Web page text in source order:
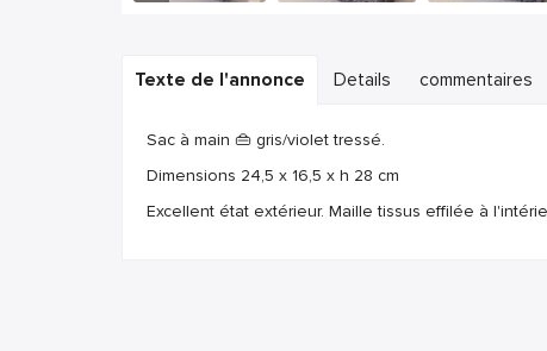
Texte de l'annonce Details commentaires
Sac à main 👜 gris/violet tressé.
Dimensions 24,5 x 16,5 x h 28 cm
Excellent état extérieur. Maille tissus effilée à